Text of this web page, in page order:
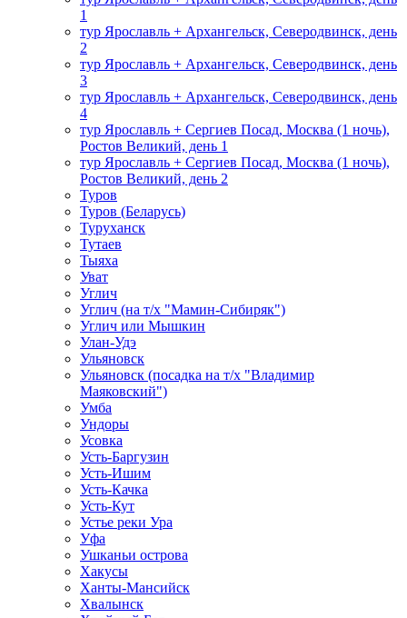
1
тур Ярославль + Архангельск, Северодвинск, день
2
тур Ярославль + Архангельск, Северодвинск, день
3
тур Ярославль + Архангельск, Северодвинск, день
4
тур Ярославль + Сергиев Посад, Москва (1 ночь),
Ростов Великий, день 1
тур Ярославль + Сергиев Посад, Москва (1 ночь),
Ростов Великий, день 2
Туров
Туров (Беларусь)
Туруханск
Тутаев
Тыяха
Уват
Углич
Углич (на т/х "Мамин-Сибиряк")
Углич или Мышкин
Улан-Удэ
Ульяновск
Ульяновск (посадка на т/х "Владимир
Маяковский")
Умба
Ундоры
Усовка
Усть-Баргузин
Усть-Ишим
Усть-Качка
Усть-Кут
Устье реки Ура
Уфа
Ушканьи острова
Хакусы
Ханты-Мансийск
Хвалынск